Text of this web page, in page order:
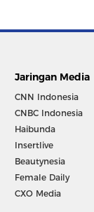
Jaringan Media
CNN Indonesia
CNBC Indonesia
Haibunda
Insertlive
Beautynesia
Female Daily
CXO Media